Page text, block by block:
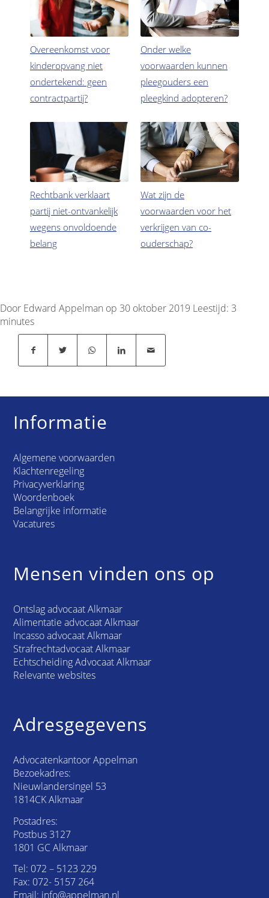
Overeenkomst voor
kinderopvang niet
ondertekend: geen
contractpartij?
Onder welke
voorwaarden kunnen
pleegouders een
pleegkind adopteren?
Rechtbank verklaart
partij niet-ontvankelijk
wegens onvoldoende
belang
Wat zijn de
voorwaarden voor het
verkrijgen van co-
ouderschap?
Door Edward Appelman op 30 oktober 2019 Leestijd: 3
minutes
Informatie
Algemene voorwaarden
Klachtenregeling
Privacyverklaring
Woordenboek
Belangrijke informatie
Vacatures
Mensen vinden ons op
Ontslag advocaat Alkmaar
Alimentatie advocaat Alkmaar
Incasso advocaat Alkmaar
Strafrechtadvocaat Alkmaar
Echtscheiding Advocaat Alkmaar
Relevante websites
Adresgegevens
Advocatenkantoor Appelman
Bezoekadres:
Nieuwlandersingel 53
1814CK Alkmaar
Postadres:
Postbus 3127
1801 GC Alkmaar
Tel: 072 – 5123 229
Fax: 072- 5157 264
Email: info@appelman.nl